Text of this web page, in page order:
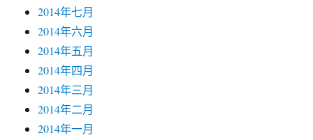
2014年七月
2014年六月
2014年五月
2014年四月
2014年三月
2014年二月
2014年一月